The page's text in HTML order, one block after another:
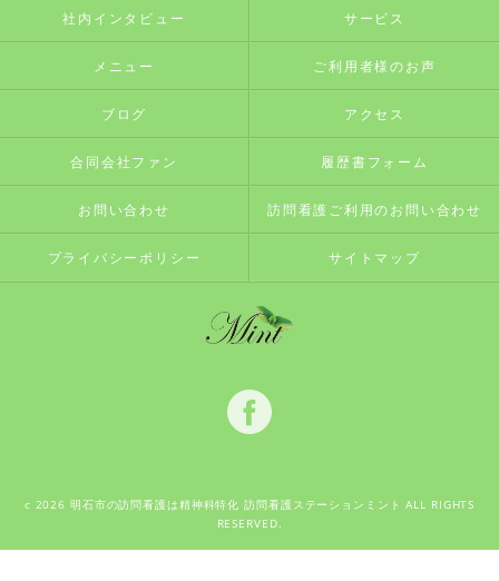
社内インタビュー サービス
メニュー ご利用者様のお声
ブログ アクセス
合同会社ファン 履歴書フォーム
お問い合わせ 訪問看護ご利用のお問い合わせ
プライバシーポリシー サイトマップ
c 2026 明石市の訪問看護は精神科特化 訪問看護ステーションミント ALL RIGHTS
RESERVED.